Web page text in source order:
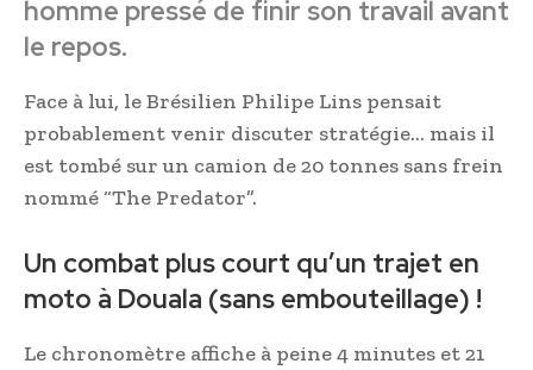
homme pressé de finir son travail avant
le repos.
Face à lui, le Brésilien Philipe Lins pensait
probablement venir discuter stratégie… mais il
est tombé sur un camion de 20 tonnes sans frein
nommé “The Predator”.
Un combat plus court qu’un trajet en
moto à Douala (sans embouteillage) !
Le chronomètre affiche à peine 4 minutes et 21